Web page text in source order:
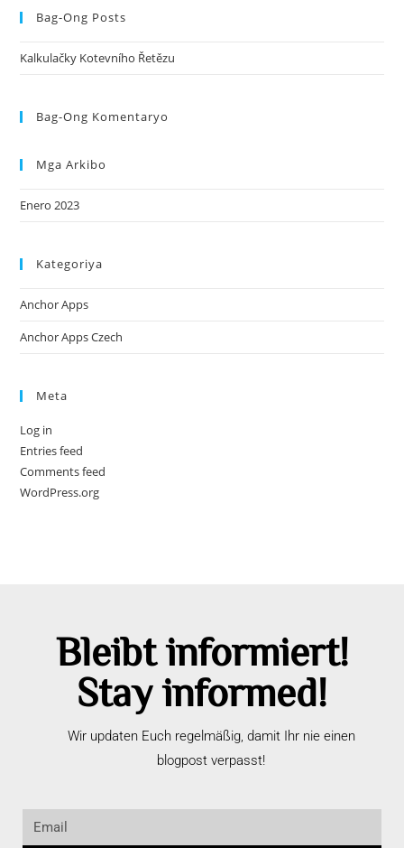
Bag-Ong Posts
Kalkulačky Kotevního Řetězu
Bag-Ong Komentaryo
Mga Arkibo
Enero 2023
Kategoriya
Anchor Apps
Anchor Apps Czech
Meta
Log in
Entries feed
Comments feed
WordPress.org
Bleibt informiert!
Stay informed!
Wir updaten Euch regelmäßig, damit Ihr nie einen
blogpost verpasst!